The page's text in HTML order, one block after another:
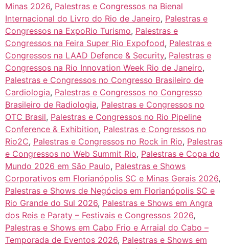
Minas 2026, Palestras e Congressos na Bienal
Internacional do Livro do Rio de Janeiro, Palestras e
Congressos na ExpoRio Turismo, Palestras e
Congressos na Feira Super Rio Expofood, Palestras e
Congressos na LAAD Defence & Security, Palestras e
Congressos na Rio Innovation Week Rio de Janeiro,
Palestras e Congressos no Congresso Brasileiro de
Cardiologia, Palestras e Congressos no Congresso
Brasileiro de Radiologia, Palestras e Congressos no
OTC Brasil, Palestras e Congressos no Rio Pipeline
Conference & Exhibition, Palestras e Congressos no
Rio2C, Palestras e Congressos no Rock in Rio, Palestras
e Congressos no Web Summit Rio, Palestras e Copa do
Mundo 2026 em São Paulo, Palestras e Shows
Corporativos em Florianópolis SC e Minas Gerais 2026,
Palestras e Shows de Negócios em Florianópolis SC e
Rio Grande do Sul 2026, Palestras e Shows em Angra
dos Reis e Paraty – Festivais e Congressos 2026,
Palestras e Shows em Cabo Frio e Arraial do Cabo –
Temporada de Eventos 2026, Palestras e Shows em